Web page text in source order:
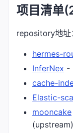
项目清单
repository地址
hermes-
InferNex -
cache-
Elastic-
mooncake
(upstream)